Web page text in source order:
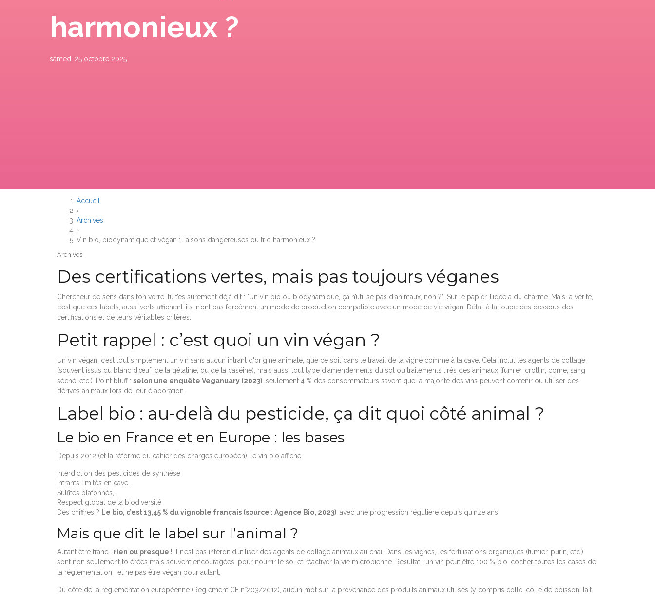
harmonieux ?
samedi 25 octobre 2025
Accueil
›
Archives
›
Vin bio, biodynamique et végan : liaisons dangereuses ou trio harmonieux ?
Archives
Des certifications vertes, mais pas toujours véganes
Chercheur de sens dans ton verre, tu t’es sûrement déjà dit : "Un vin bio ou biodynamique, ça n’utilise pas d'animaux, non ?”. Sur le papier, l’idée a du charme. Mais la vérité,
c’est que ces labels, aussi verts affichent-ils, n’ont pas forcément un mode de production compatible avec un mode de vie végan. Détail à la loupe des dessous des
certifications et de leurs véritables critères.
Petit rappel : c’est quoi un vin végan ?
Un vin végan, c’est tout simplement un vin sans aucun intrant d'origine animale, que ce soit dans le travail de la vigne comme à la cave. Cela inclut les agents de collage
(souvent issus du blanc d’œuf, de la gélatine, ou de la caséine), mais aussi tout type d'amendements du sol ou traitements tirés des animaux (fumier, crottin, corne, sang
séché, etc.). Point bluff : selon une enquête Veganuary (2023) , seulement 4 % des consommateurs savent que la majorité des vins peuvent contenir ou utiliser des
dérivés animaux lors de leur élaboration.
Label bio : au-delà du pesticide, ça dit quoi côté animal ?
Le bio en France et en Europe : les bases
Depuis 2012 (et la réforme du cahier des charges européen), le vin bio affiche :
Interdiction des pesticides de synthèse,
Intrants limités en cave,
Sulfites plafonnés,
Respect global de la biodiversité.
Des chiffres ? Le bio, c’est 13,45 % du vignoble français (source : Agence Bio, 2023) , avec une progression régulière depuis quinze ans.
Mais que dit le label sur l’animal ?
Autant être franc : rien ou presque ! Il n’est pas interdit d’utiliser des agents de collage animaux au chai. Dans les vignes, les fertilisations organiques (fumier, purin, etc.)
sont non seulement tolérées mais souvent encouragées, pour nourrir le sol et réactiver la vie microbienne. Résultat : un vin peut être 100 % bio, cocher toutes les cases de
la réglementation… et ne pas être végan pour autant.
Du côté de la réglementation européenne (Règlement CE n°203/2012), aucun mot sur la provenance des produits animaux utilisés (y compris colle, colle de poisson, lait